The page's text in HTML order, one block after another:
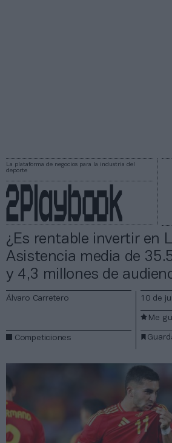
La plataforma de negocios para la industria del
deporte
¿Es rentable invertir en
Asistencia media de
y 4,3 millones de
Álvaro Carretero
Competiciones
10 de
Me